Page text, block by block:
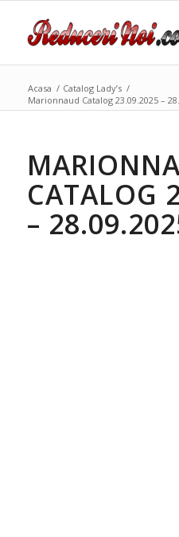
Acasa / Catalog Lady’s /
Marionnaud Catalog 23.09.2025 –
CATALOG
–